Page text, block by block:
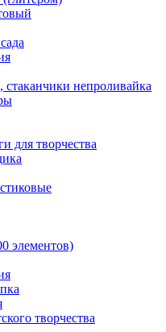
стаканчики непроливайка
для творчества
элементов)
творчества